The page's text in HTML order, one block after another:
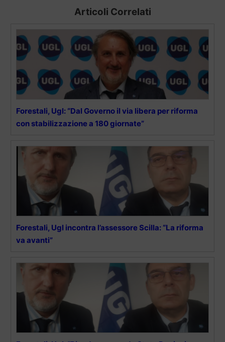
Articoli Correlati
Forestali, Ugl: “Dal Governo il via libera per riforma
con stabilizzazione a 180 giornate”
Forestali, Ugl incontra l’assessore Scilla: “La riforma
va avanti”